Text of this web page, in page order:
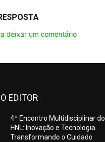
deixar um comentário
EDITOR
4º Encontro Multidisciplinar do
HNL: Inovação e Tecnologia
Transformando o Cuidado